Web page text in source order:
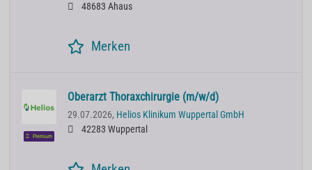
48683 Ahaus
Merken
Premium
Oberarzt Thoraxchirurgie (m/w/d)
29.07.2026, Helios Klinikum Wuppertal GmbH
42283 Wuppertal